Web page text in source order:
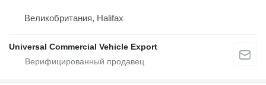
Великобритания, Halifax
Universal Commercial Vehicle Export